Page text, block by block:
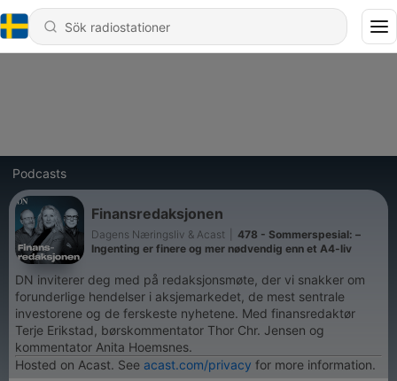
Podcasts
Finansredaksjonen
Dagens Næringsliv & Acast
478 - Sommerspesial: –
Ingenting er finere og mer nødvendig enn et A4-liv
DN inviterer deg med på redaksjonsmøte, der vi snakker om
forunderlige hendelser i aksjemarkedet, de mest sentrale
investorene og de ferskeste nyhetene. Med finansredaktør
Terje Erikstad, børskommentator Thor Chr. Jensen og
kommentator Anita Hoemsnes.
Hosted on Acast. See acast.com/privacy for more information.